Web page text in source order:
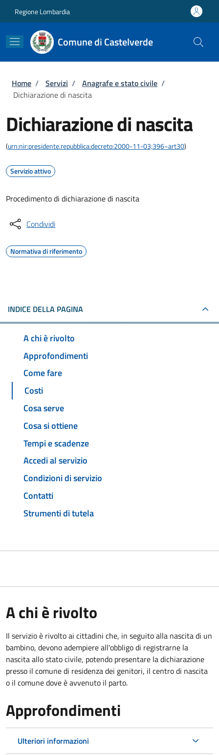
Regione Lombardia
Comune di Castelverde
Briciole di pane
Home / Servizi / Anagrafe e stato civile /
Dichiarazione di nascita
Dichiarazione di nascita
(urn:nir:presidente.repubblica:decreto:2000-11-03;396~art30)
Servizio attivo
Procedimento di dichiarazione di nascita
Condividi
Normativa di riferimento
INDICE DELLA PAGINA
A chi è rivolto
Approfondimenti
Come fare
Costi
Cosa serve
Cosa si ottiene
Tempi e scadenze
Accedi al servizio
Condizioni di servizio
Contatti
Strumenti di tutela
A chi è rivolto
Il servizio è rivolto ai cittadini che, in seguito alla nascita di un
bambino, devono adempiere all'obbligo di registrarne la
nascita allo stato civile, potendo presentare la dichiarazione
presso il comune di residenza dei genitori, il centro di nascita
o il comune dove è avvenuto il parto.
Approfondimenti
Ulteriori informazioni